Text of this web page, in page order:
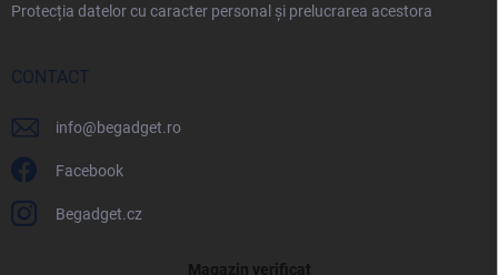
Protecția datelor cu caracter personal și prelucrarea acestora
CONTACT
info@begadget.ro
Facebook
Begadget.cz
Magazin verificat